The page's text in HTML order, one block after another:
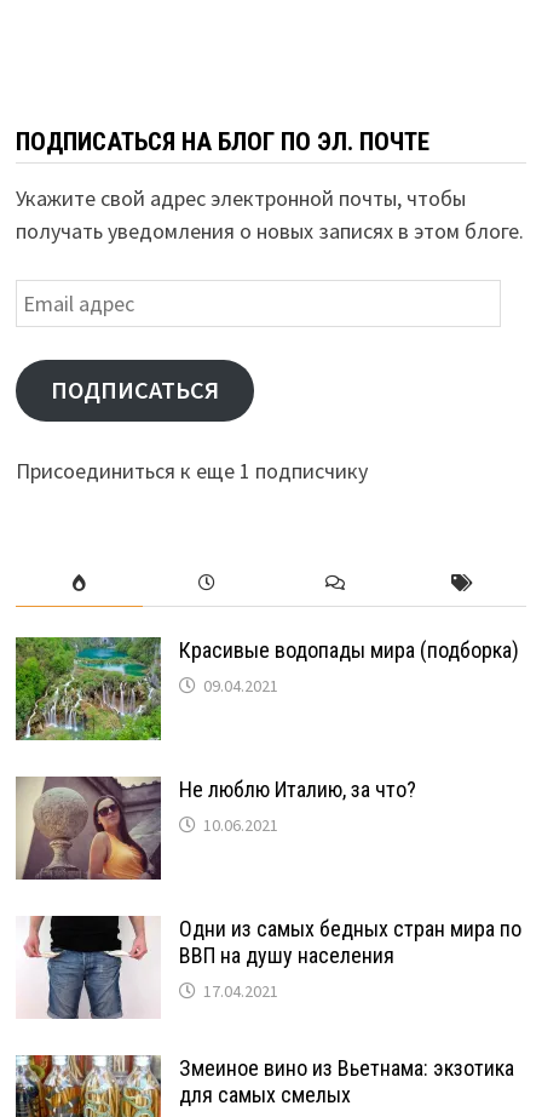
ПОДПИСАТЬСЯ НА БЛОГ ПО ЭЛ. ПОЧТЕ
Укажите свой адрес электронной почты, чтобы
получать уведомления о новых записях в этом блоге.
Email
адрес
ПОДПИСАТЬСЯ
Присоединиться к еще 1 подписчику
Красивые водопады мира (подборка)
09.04.2021
Не люблю Италию, за что?
10.06.2021
Одни из самых бедных стран мира по
ВВП на душу населения
17.04.2021
Змеиное вино из Вьетнама: экзотика
для самых смелых